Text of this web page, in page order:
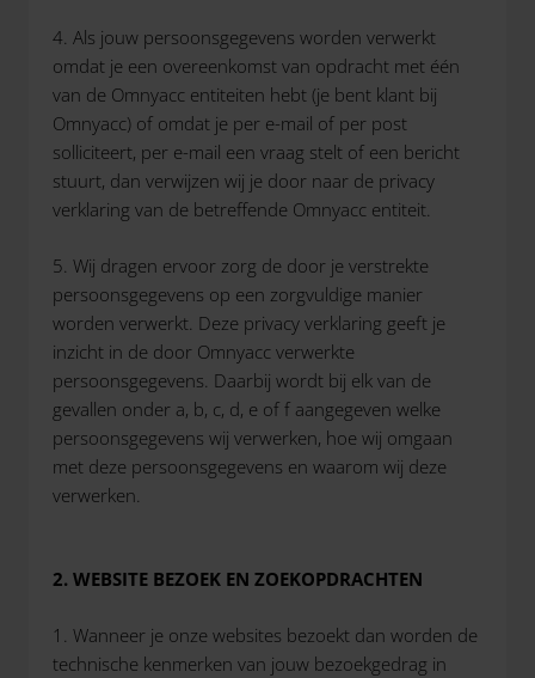
4. Als jouw persoonsgegevens worden verwerkt
omdat je een overeenkomst van opdracht met één
van de Omnyacc entiteiten hebt (je bent klant bij
Omnyacc) of omdat je per e-mail of per post
solliciteert, per e-mail een vraag stelt of een bericht
stuurt, dan verwijzen wij je door naar de privacy
verklaring van de betreffende Omnyacc entiteit.
5. Wij dragen ervoor zorg de door je verstrekte
persoonsgegevens op een zorgvuldige manier
worden verwerkt. Deze privacy verklaring geeft je
inzicht in de door Omnyacc verwerkte
persoonsgegevens. Daarbij wordt bij elk van de
gevallen onder a, b, c, d, e of f aangegeven welke
persoonsgegevens wij verwerken, hoe wij omgaan
met deze persoonsgegevens en waarom wij deze
verwerken.
2. WEBSITE BEZOEK EN ZOEKOPDRACHTEN
1. Wanneer je onze websites bezoekt dan worden de
technische kenmerken van jouw bezoekgedrag in